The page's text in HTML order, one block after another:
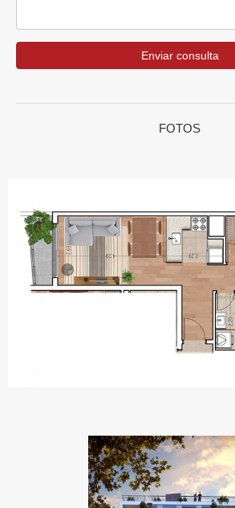
Enviar consulta
FOTOS